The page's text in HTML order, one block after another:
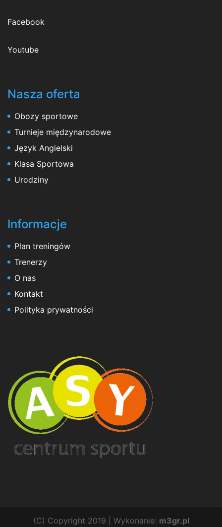
Facebook
Youtube
Nasza oferta
Obozy sportowe
Turnieje międzynarodowe
Język Angielski
Klasa Sportowa
Urodziny
Informacje
Plan treningów
Trenerzy
O nas
Kontakt
Polityka prywatności
(C) Copyright 2019 | Wykonanie: m3gr.pl